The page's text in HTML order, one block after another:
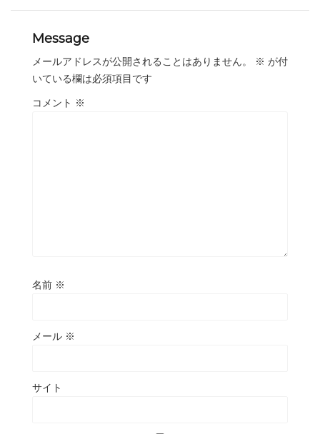
Message
メールアドレスが公開されることはありません。 ※ が付
いている欄は必須項目です
コメント ※
名前 ※
メール ※
サイト